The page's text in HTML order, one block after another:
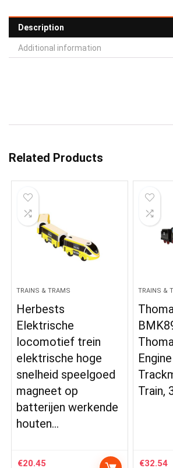
Description
Additional information
Related Products
TRAINS & TRAMS
Herbests
Elektrische
locomotief trein
elektrische hoge
snelheid speelgoed
magneet op
batterijen werkende
houten…
€20.45
TRAINS &
Train,
€32.54